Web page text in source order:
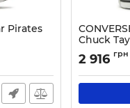
Pirates
Chuck
Артикул:
2 916 грн